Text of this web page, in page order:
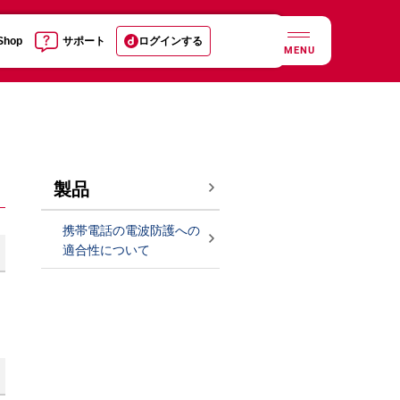
サポート ログインする
MENU
製品
携帯電話の電波防護への
適合性について